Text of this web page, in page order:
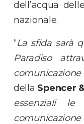
dell’acqua
nazionale.
“La sfida sarà
Paradiso
della Spencer
essenziali